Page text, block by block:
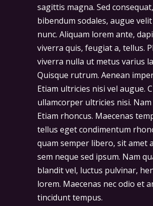
sagittis magna. Sed
bibendum sodales, augue
nunc. Aliquam lorem ante,
viverra quis, feugiat a, tellus.
viverra nulla ut metus varius
Quisque rutrum. Aenean
Etiam ultricies nisi vel augue.
ullamcorper ultricies nisi.
Etiam rhoncus. Maecenas
tellus eget condimentum
quam semper libero, sit amet
sem neque sed ipsum. Nam
blandit vel, luctus pulvinar,
lorem. Maecenas nec odio et
tincidunt tempus.